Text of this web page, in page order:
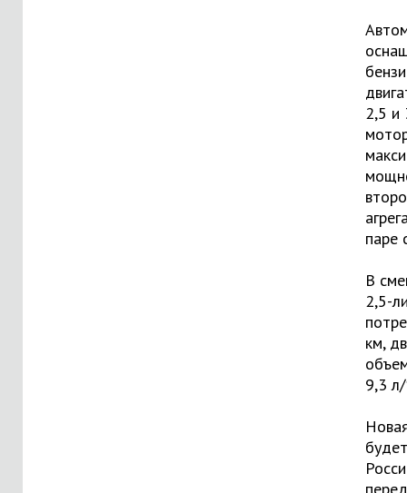
2,5 и
паре
В
2,5-
км,
9,3